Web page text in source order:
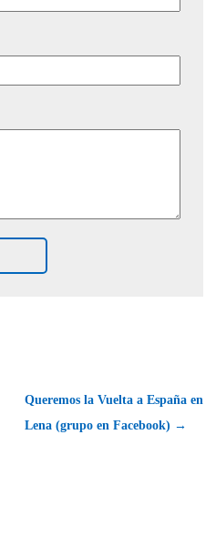
Queremos la Vuelta a España en
Lena (grupo en Facebook) →